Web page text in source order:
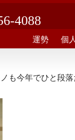
4088
運勢 個
も今年でひと段